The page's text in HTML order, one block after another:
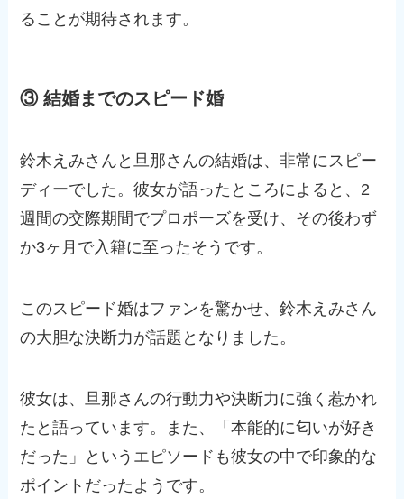
ることが期待されます。
③ 結婚までのスピード婚
鈴木えみさんと旦那さんの結婚は、非常にスピー
ディーでした。彼女が語ったところによると、2
週間の交際期間でプロポーズを受け、その後わず
か3ヶ月で入籍に至ったそうです。
このスピード婚はファンを驚かせ、鈴木えみさん
の大胆な決断力が話題となりました。
彼女は、旦那さんの行動力や決断力に強く惹かれ
たと語っています。また、「本能的に匂いが好き
だった」というエピソードも彼女の中で印象的な
ポイントだったようです。